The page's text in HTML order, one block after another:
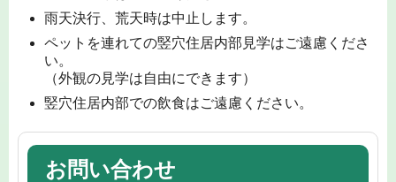
雨天決行、荒天時は中止します。
ペットを連れての竪穴住居内部見学はご遠慮くださ
い。
（外観の見学は自由にできます）
竪穴住居内部での飲食はご遠慮ください。
お問い合わせ